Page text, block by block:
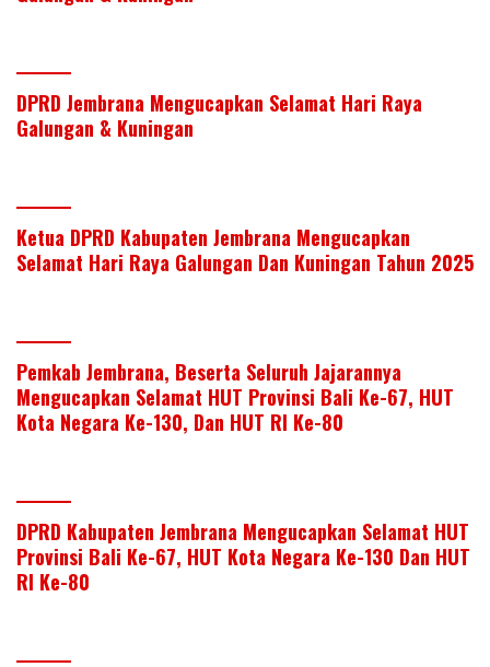
k p
DPRD Jembrana Mengucapkan Selamat Hari Raya
Galungan & Kuningan
Ketua DPRD Kabupaten Jembrana Mengucapkan
Selamat Hari Raya Galungan Dan Kuningan Tahun 2025
Pemkab Jembrana, Beserta Seluruh Jajarannya
Mengucapkan Selamat HUT Provinsi Bali Ke-67, HUT
Kota Negara Ke-130, Dan HUT RI Ke-80
DPRD Kabupaten Jembrana Mengucapkan Selamat HUT
Provinsi Bali Ke-67, HUT Kota Negara Ke-130 Dan HUT
RI Ke-80